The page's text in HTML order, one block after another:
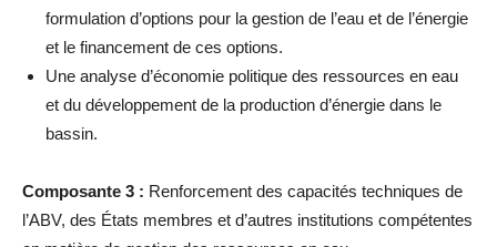
formulation d’options pour la gestion de l’eau et de l’énergie
et le financement de ces options.
Une analyse d’économie politique des ressources en eau
et du développement de la production d’énergie dans le
bassin.
Composante 3 : Renforcement des capacités techniques de
l’ABV, des États membres et d’autres institutions compétentes